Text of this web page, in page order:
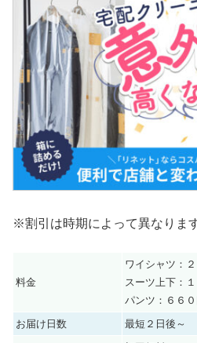
※割引は時期によって異なります
料金
ワイシャツ：
スーツ上下：
パンツ：６６０
お届け日数
最短２日後～